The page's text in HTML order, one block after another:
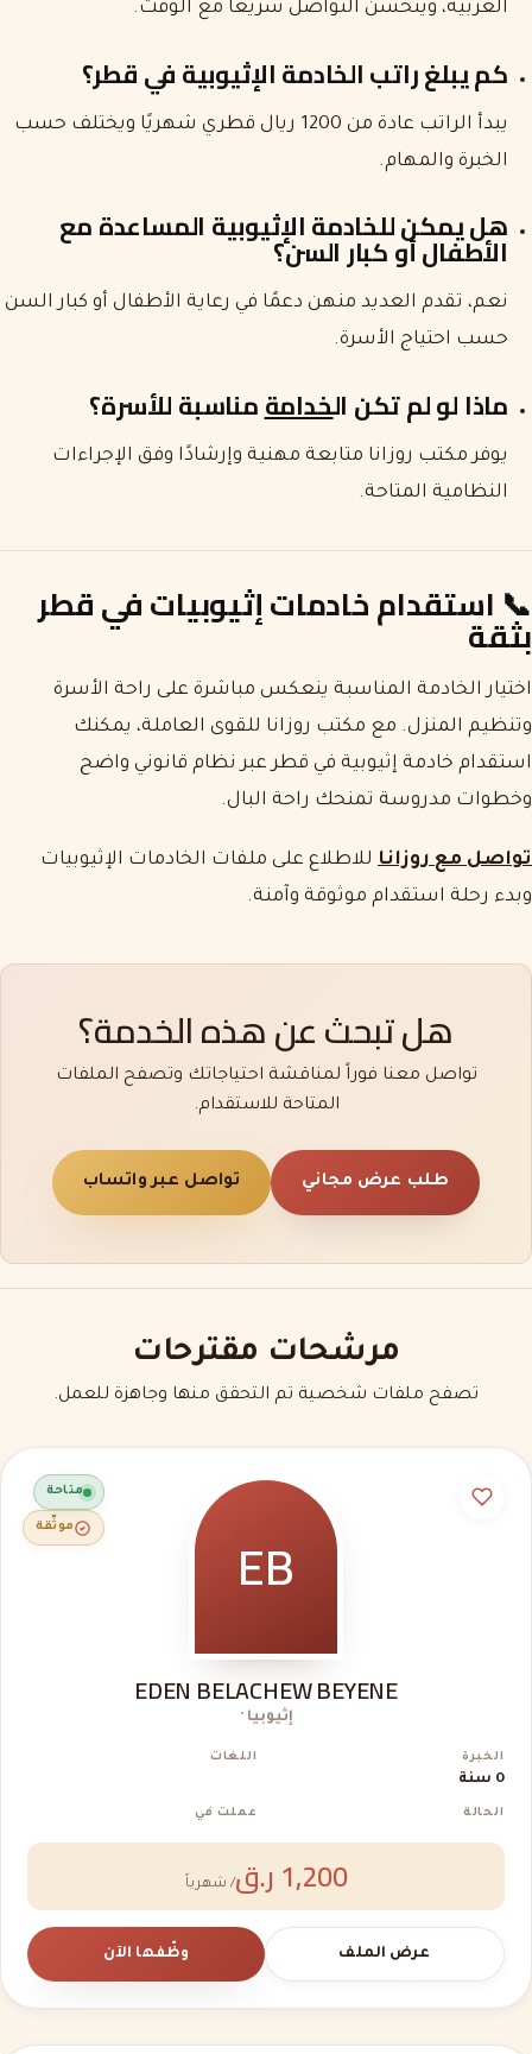
العربية، ويتحسن التواصل سريعًا مع الوقت.
كم يبلغ راتب الخادمة الإثيوبية في قطر؟
يبدأ الراتب عادة من 1200 ريال قطري شهريًا ويختلف حسب
الخبرة والمهام.
هل يمكن للخادمة الإثيوبية المساعدة مع
الأطفال أو كبار السن؟
نعم، تقدم العديد منهن دعمًا في رعاية الأطفال أو كبار السن
حسب احتياج الأسرة.
ماذا لو لم تكن الخدامةمناسبة للأسرة؟
يوفر مكتب روزانا متابعة مهنية وإرشادًا وفق الإجراءات
النظامية المتاحة.
📞 استقدام خادمات إثيوبيات في قطر
بثقة
اختيار الخادمة المناسبة ينعكس مباشرة على راحة الأسرة
وتنظيم المنزل. مع مكتب روزانا للقوى العاملة، يمكنك
استقدام خادمة إثيوبية في قطر عبر نظام قانوني واضح
وخطوات مدروسة تمنحك راحة البال.
تواصل مع روزانا للاطلاع على ملفات الخادمات الإثيوبيات
وبدء رحلة استقدام موثوقة وآمنة.
هل تبحث عن هذه الخدمة؟
تواصل معنا فوراً لمناقشة احتياجاتك وتصفح الملفات
المتاحة للاستقدام.
طلب عرض مجاني تواصل عبر واتساب
مرشحات مقترحات
تصفح ملفات شخصية تم التحقق منها وجاهزة للعمل.
متاحة
موثّقة EB
EDEN BELACHEW BEYENE
إثيوبيا ·
الخبرة
0 سنة
اللغات
الحالة عملت في
1,200 ر.ق / شهرياً
عرض الملف وظّفها الآن